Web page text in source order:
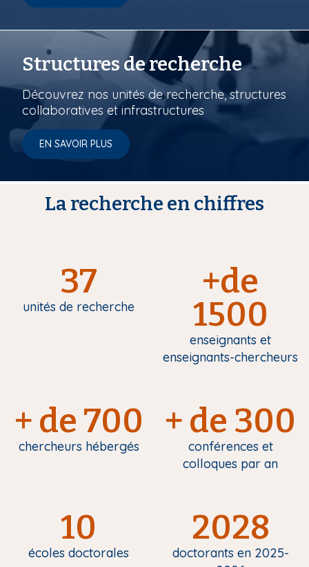
Structures de recherche
Découvrez nos unités de recherche, structures
collaboratives et infrastructures
EN SAVOIR PLUS
La recherche en chiffres
37
unités de recherche
+de
1500
enseignants et
enseignants-chercheurs
+ de 700
chercheurs hébergés
+ de 300
conférences et
colloques par an
10
écoles doctorales
2028
doctorants en 2025-